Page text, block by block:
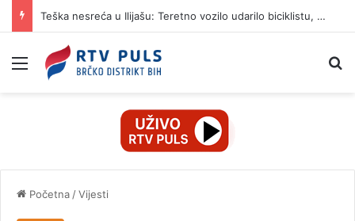
Teška nesreća u Ilijašu: Teretno vozilo udarilo biciklistu, 75-godišnjak zadržan u bolnici
Izbornik
Početna /Vijesti